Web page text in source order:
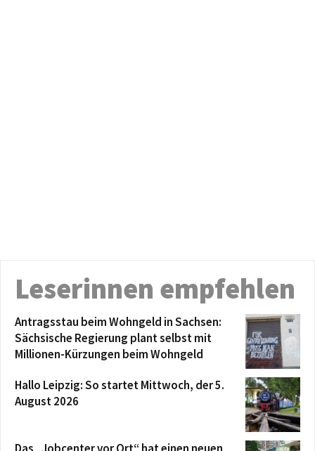
Leserinnen empfehlen
Antragsstau beim Wohngeld in Sachsen:
Sächsische Regierung plant selbst mit
Millionen-Kürzungen beim Wohngeld
Hallo Leipzig: So startet Mittwoch, der 5.
August 2026
Das „Jobcenter vor Ort“ hat einen neuen